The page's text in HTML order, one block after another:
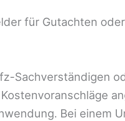
für Gutachten
Sachverständigen
Bei einem